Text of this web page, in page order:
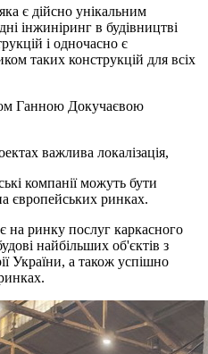
є дійсно унікальним
інжиніринг в будівництві
і одночасно є
таких конструкцій для всіх
Ганною Докучаєвою
важлива локалізація,
компанії можуть бути
європейських ринках.
ринку послуг каркасного
найбільших об'єктів з
України, а також успішно